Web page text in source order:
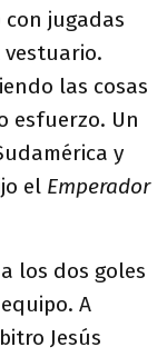
con jugadas
las cosas
esfuerzo. Un
y
el Emperador
los dos goles
A
Jesús